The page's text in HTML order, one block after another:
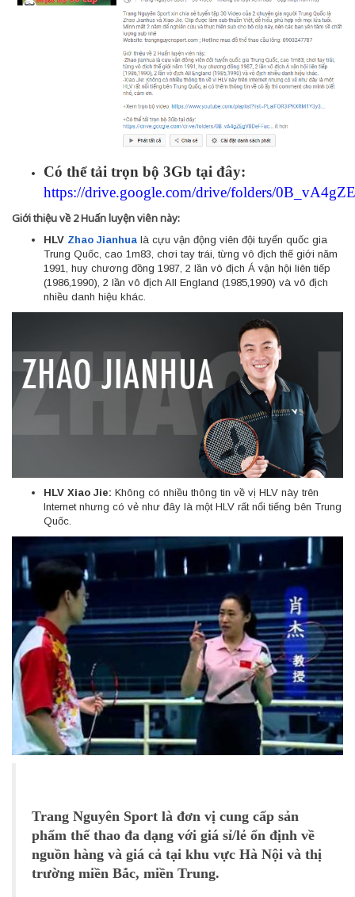
Có thể tải trọn bộ 3Gb tại đây:
https://drive.google.com/drive/folders/
Giới thiệu về 2 Huấn luyện viên này:
HLV Zhao Jianhua là cựu vận động viên đội tuyển quốc gia
Trung Quốc, cao 1m83, chơi tay trái, từng vô địch thế giới năm
1991, huy chương đồng 1987, 2 lần vô địch Á vận hội liên tiếp
(1986,1990), 2 lần vô địch All England (1985,1990) và vô địch
nhiều danh hiệu khác.
HLV Xiao Jie: Không có nhiều thông tin về vị HLV này trên
Internet nhưng có vẻ như đây là một HLV rất nổi tiếng bên Trung
Quốc.
Trang Nguyên Sport là đơn vị cung cấp sản
phẩm thể thao đa dạng với giá sỉ/lẻ ổn định về
nguồn hàng và giá cả tại khu vực Hà Nội và thị
trường miền Bắc, miền Trung.